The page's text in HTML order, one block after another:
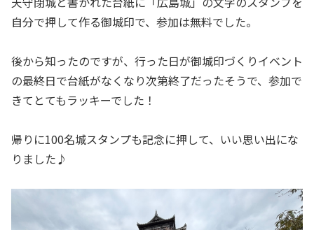
自分で押して作る御城印で、参加は無料でした。
後から知ったのですが、行った日が御城印づくりイベント
の最終日で台紙がなくなり次第終了だったそうで、参加で
きてとてもラッキーでした！
帰りに100名城スタンプも記念に押して、いい思い出にな
りました♪